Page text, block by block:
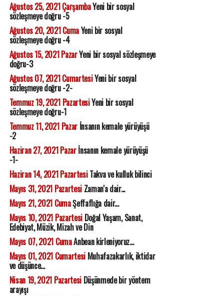
Ağustos 25, 2021 ÇarşambaYeni bir sosyal
sözleşmeye doğru -5
Ağustos 20, 2021 CumaYeni bir sosyal
sözleşmeye doğru -4
Ağustos 15, 2021 PazarYeni bir sosyal sözleşmeye
doğru-3
Ağustos 07, 2021 CumartesiYeni bir sosyal
sözleşmeye doğru -2-
Temmuz 19, 2021 PazartesiYeni bir sosyal
sözleşmeye doğru-1
Temmuz 11, 2021 Pazarİnsanın kemale yürüyüşü
-2
Haziran 27, 2021 Pazarİnsanın kemale yürüyüşü
-1-
Haziran 14, 2021 PazartesiTakva ve kulluk bilinci
Mayıs 31, 2021 PazartesiZaman'a dair...
Mayıs 21, 2021 CumaŞeffaflığa dair...
Mayıs 10, 2021 PazartesiDoğal Yaşam, Sanat,
Edebiyat, Müzik, Mizah ve Din
Mayıs 07, 2021 CumaAnbean kirleniyoruz...
Mayıs 01, 2021 CumartesiMuhafazakarlık, iktidar
ve düşünce...
Nisan 19, 2021 PazartesiDüşünmede bir yöntem
arayışı